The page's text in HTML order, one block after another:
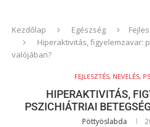
Kezdőlap Egészség
Hiperaktivitás, figyelemzavar:
valójában?
FEJLESZTÉS, NEVELÉS,
HIPERAKTIVITÁS,
PSZICHIÁTRIAI
Pöttyöslabda